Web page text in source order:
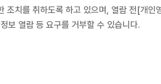
치를 취하도록 하고 있으며, 열람 전[개
보 열람 등 요구를 거부할 수 있습니다.